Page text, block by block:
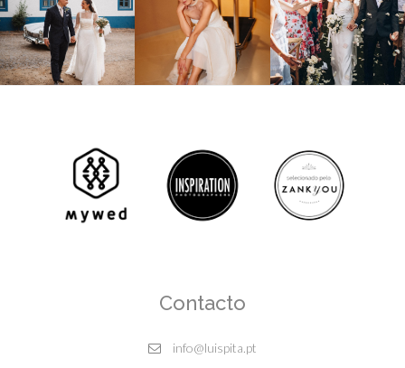
Contacto
info@luispita.pt